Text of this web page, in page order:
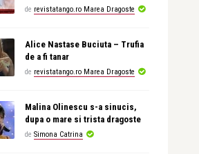
de revistatango.ro Marea Dragoste
Alice Nastase Buciuta – Trufia
de a fi tanar
de revistatango.ro Marea Dragoste
Malina Olinescu s-a sinucis,
dupa o mare si trista dragoste
de Simona Catrina